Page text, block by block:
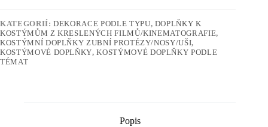
KATEGORIÍ:DEKORACE PODLE TYPU, DOPLŇKY K
KOSTÝMŮM Z KRESLENÝCH FILMŮ/KINEMATOGRAFIE,
KOSTÝMNÍ DOPLŇKY ZUBNÍ PROTÉZY/NOSY/UŠI,
KOSTÝMOVÉ DOPLŇKY,KOSTÝMOVÉ DOPLŇKY PODLE
TÉMAT
Popis